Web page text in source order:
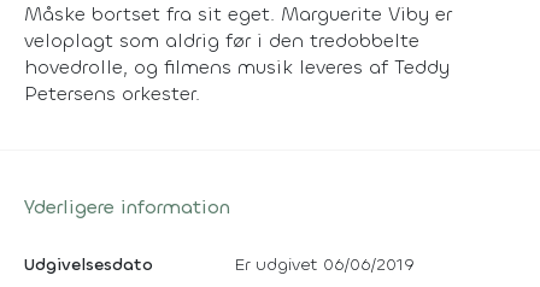
Måske bortset fra sit eget. Marguerite Viby er
veloplagt som aldrig før i den tredobbelte
hovedrolle, og filmens musik leveres af Teddy
Petersens orkester.
Yderligere information
Udgivelsesdato Er udgivet 06/06/2019